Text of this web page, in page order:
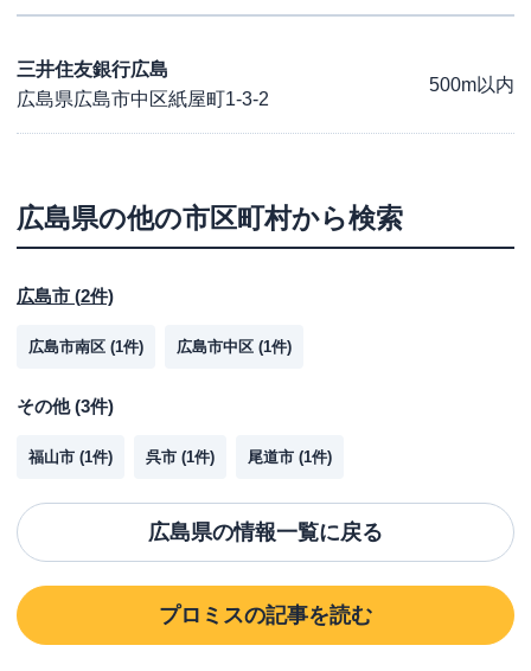
三井住友銀行広島
広島県広島市中区紙屋町1-3-2
500m以内
広島県の他の市区町村から検索
広島市 (2件)
広島市南区 (1件) 広島市中区 (1件)
その他(3件)
福山市 (1件) 呉市 (1件) 尾道市 (1件)
広島県の情報一覧に戻る
プロミスの記事を読む